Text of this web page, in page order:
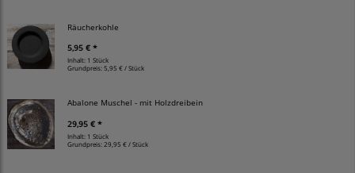
Räucherkohle
5,95 € *
Inhalt: 1 Stück
Grundpreis:5,95 € / Stück
Abalone Muschel - mit Holzdreibein
29,95 € *
Inhalt: 1 Stück
Grundpreis: 29,95 € / Stück